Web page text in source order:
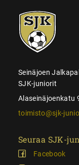
SJK-
juniorit
Seinäjoen
SJK-juniorit
Alaseinäjoenkatu
toimisto@sjk-
Seuraa SJK-
Facebook